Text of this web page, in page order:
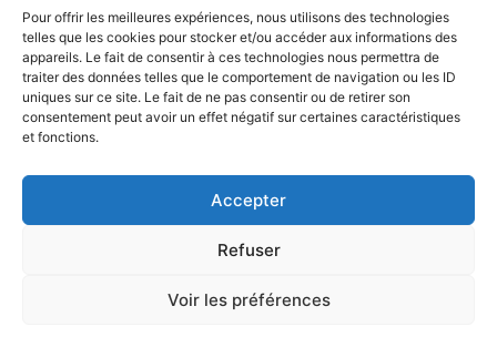
Pour offrir les meilleures expériences, nous utilisons des technologies
telles que les cookies pour stocker et/ou accéder aux informations des
appareils. Le fait de consentir à ces technologies nous permettra de
traiter des données telles que le comportement de navigation ou les ID
uniques sur ce site. Le fait de ne pas consentir ou de retirer son
consentement peut avoir un effet négatif sur certaines caractéristiques
et fonctions.
Accepter
Refuser
Voir les préférences
Stand Up
Paddle
Bodyboard
Hébergement
Politique de confidentialité